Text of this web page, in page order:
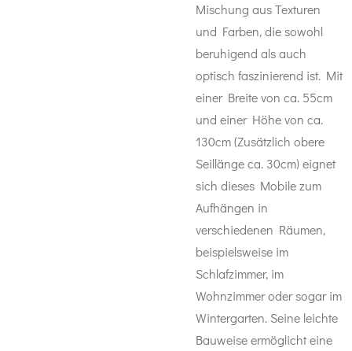
Mischung aus Texturen
und Farben, die sowohl
beruhigend als auch
optisch faszinierend ist. Mit
einer Breite von ca. 55cm
und einer Höhe von ca.
130cm (Zusätzlich obere
Seillänge ca. 30cm) eignet
sich dieses Mobile zum
Aufhängen in
verschiedenen Räumen,
beispielsweise im
Schlafzimmer, im
Wohnzimmer oder sogar im
Wintergarten. Seine leichte
Bauweise ermöglicht eine